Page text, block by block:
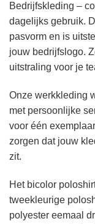
Bedrijfskleding –
dagelijks gebruik.
pasvorm en is
jouw bedrijfslogo.
uitstraling voor je
Onze werkkleding
met persoonlijke
voor één
zorgen dat jouw
zit.
Het bicolor
tweekleurige
polyester eemaal